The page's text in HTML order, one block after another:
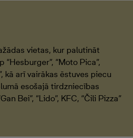
vietas, kur palutināt
“Moto Pica”,
kā arī vairākas ēstuves piecu
esošajā tirdzniecības
Bei”, “Lido”, KFC, “Čili Pizza”